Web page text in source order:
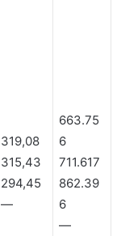
319,08
315,43
294,45
—
663.75
6
711.617
862.39
6
—